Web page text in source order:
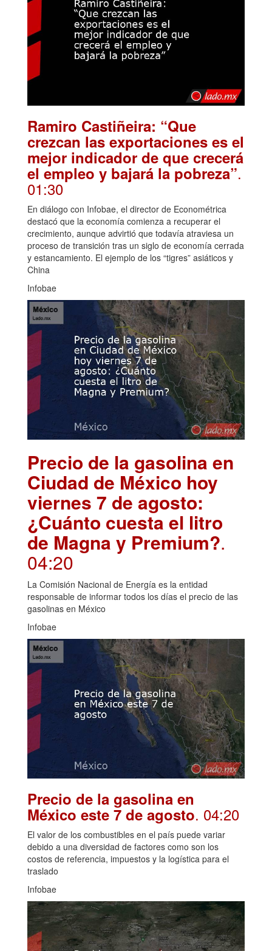
Ramiro Castiñeira: “Que
crezcan las exportaciones es el
mejor indicador de que crecerá
el empleo y bajará la pobreza”.
01:30
En diálogo con Infobae, el director de Econométrica
destacó que la economía comienza a recuperar el
crecimiento, aunque advirtió que todavía atraviesa un
proceso de transición tras un siglo de economía cerrada
y estancamiento. El ejemplo de los “tigres” asiáticos y
China
Infobae
Precio de la gasolina en
Ciudad de México hoy
viernes 7 de agosto:
¿Cuánto cuesta el litro
de Magna y Premium?.
04:20
La Comisión Nacional de Energía es la entidad
responsable de informar todos los días el precio de las
gasolinas en México
Infobae
Precio de la gasolina en
México este 7 de agosto. 04:20
El valor de los combustibles en el país puede variar
debido a una diversidad de factores como son los
costos de referencia, impuestos y la logística para el
traslado
Infobae